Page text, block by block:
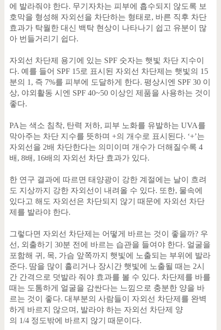
에 발라줘야 한다. 무기자차는 피부에 흡수되지 않도록 보
호막을 형성해 자외선을 차단하는 형태로, 바른 직후 차단
효과가 탁월한 대신 백탁 현상이 나타나기 쉽고 유분이 많
아 번들거리기 쉽다.
자외선 차단제 용기에 있는 SPF 숫자는 햇빛 차단 지수이
다. 예를 들어 SPF 15로 표시된 자외선 차단제는 햇빛의 15
분의 1, 즉 7%를 피부에 도달하게 한다. 평상시엔 SPF 30 이
상, 야외활동 시엔 SPF 40~50 이상인 제품을 사용하는 것이
좋다.
PA는 색소 침착, 탄력 저하, 피부 노화를 유발하는 UVA를
막아주는 차단 지수를 뜻하며 +의 개수로 표시된다. ‘+’는
자외선을 2배 차단한다는 의미이며 개수가 더해질수록 4
배 , 8배 , 16배의 자외선 차단 효과가 있다.
한 연구 결과에 따르면 태양광이 강한 계절에는 날이 흐려
도 지상까지 강한 자외선이 내려올 수 있다. 또한, 물속에
있다고 해도 자외선은 차단되지 않기 때문에 자외선 차단
제를 발라야 한다.
그렇다면 자외선 차단제는 어떻게 바르는 것이 좋을까? 우
선 , 외출하기 30분 전에 바르는 습관을 들여야 한다. 얼굴을
포함해 귀 , 목, 가슴 앞쪽까지 햇빛에 노출되는 부위에 발라
준다. 땀을 많이 흘리거나 장시간 햇빛에 노출될 때는 2시
간 간격으로 덧발라 줘야 효과를 볼 수 있다. 차단제를 바를
때는 도톰하게 얼굴을 감싼다는 느낌으로 충분한 양을 바
르는 것이 좋다. 대부분의 사람들이 자외선 차단제를 완벽
하게 바르지 않으며 , 발라야 하는 자외선 차단제 양
의 1/4 정도밖에 바르지 않기 때문이다.